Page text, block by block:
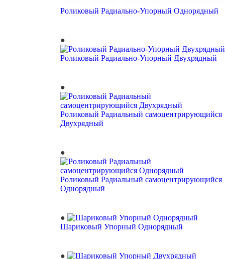
Роликовый Радиально-Упорный Однорядный
Роликовый Радиально-Упорный Двухрядный
Роликовый Радиальный самоцентрирующийся
Двухрядный
Роликовый Радиальный самоцентрирующийся
Однорядный
Шариковый Упорный Однорядный